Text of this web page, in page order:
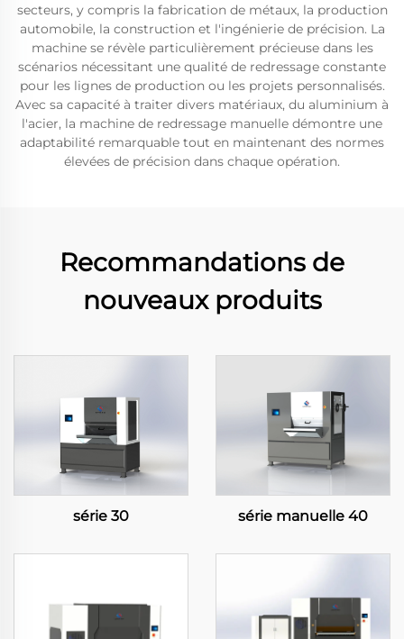
secteurs, y compris la fabrication de métaux, la production
automobile, la construction et l'ingénierie de précision. La
machine se révèle particulièrement précieuse dans les
scénarios nécessitant une qualité de redressage constante
pour les lignes de production ou les projets personnalisés.
Avec sa capacité à traiter divers matériaux, du aluminium à
l'acier, la machine de redressage manuelle démontre une
adaptabilité remarquable tout en maintenant des normes
élevées de précision dans chaque opération.
Recommandations de
nouveaux produits
série 30 série manuelle 40